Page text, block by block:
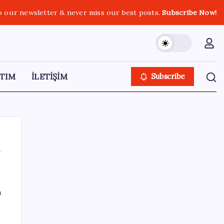
our newsletter & never miss our best posts.Subscribe Now!
İLETİŞİM Subscribe